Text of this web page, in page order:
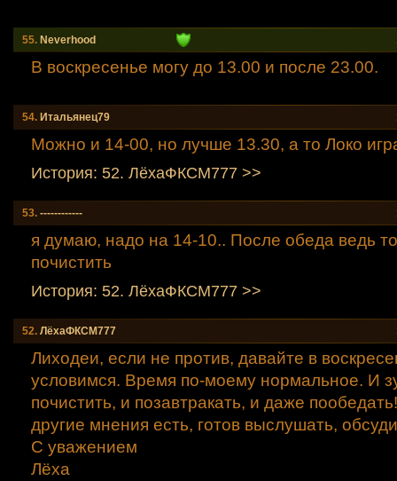
55. Neverhood
В воскресенье могу до 13.00 и после 23.00.
54. Итальянец79
Можно и 14-00, но лучше 13.30, а то Локо
История: 52. ЛёхаФКСМ777 >>
53. ------------
я думаю, надо на 14-10.. После обеда ведь
почистить
История: 52. ЛёхаФКСМ777 >>
52. ЛёхаФКСМ777
Лиходеи, если не против, давайте в
условимся. Время по-моему нормальное. И
почистить, и позавтракать, и даже
другие мнения есть, готов выслушать,
С уважением
Лёха